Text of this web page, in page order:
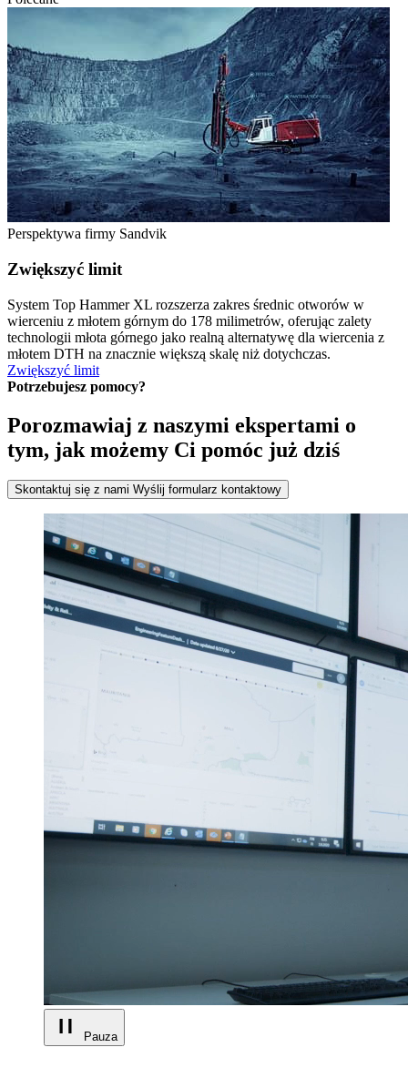
Perspektywa firmy Sandvik
Zwiększyć limit
System Top Hammer XL rozszerza zakres średnic otworów w
wierceniu z młotem górnym do 178 milimetrów, oferując zalety
technologii młota górnego jako realną alternatywę dla wiercenia z
młotem DTH na znacznie większą skalę niż dotychczas.
Zwiększyć limit
Potrzebujesz pomocy?
Porozmawiaj z naszymi ekspertami o
tym, jak możemy Ci pomóc już dziś
Skontaktuj się z nami Wyślij formularz kontaktowy
Pauza